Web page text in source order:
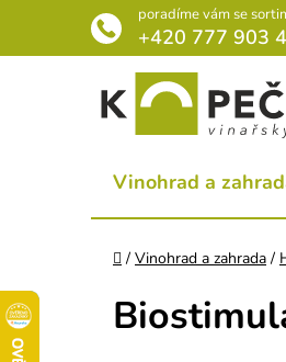
obsah
poradíme vám se
+420 777 903
Vinohrad a
Domů
/ Vinohrad a zahrada /